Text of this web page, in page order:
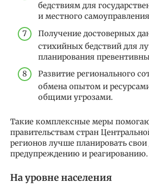
бедствиям для
и местного
Получение достоверных
стихийных бедствий для
планирования
Развитие регионального
обмена опытом и
общими угрозами.
Такие комплексные меры
правительствам стран
регионов лучше планировать
предупреждению и реагированию.
На уровне населения